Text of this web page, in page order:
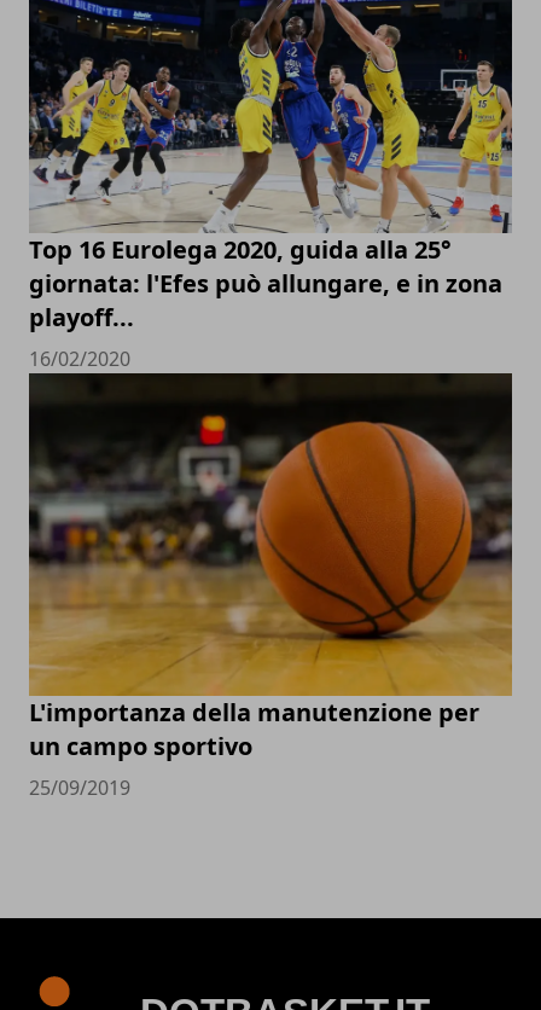
Top 16 Eurolega 2020, guida alla 25°
giornata: l'Efes può allungare, e in zona
playoff...
16/02/2020
L'importanza della manutenzione per
un campo sportivo
25/09/2019